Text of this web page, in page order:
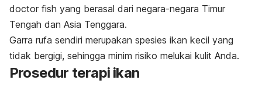
doctor fish yang berasal dari negara-negara Timur
Tengah dan Asia Tenggara.
Garra rufa sendiri merupakan spesies ikan kecil yang
tidak bergigi, sehingga minim risiko melukai kulit Anda.
Prosedur terapi ikan